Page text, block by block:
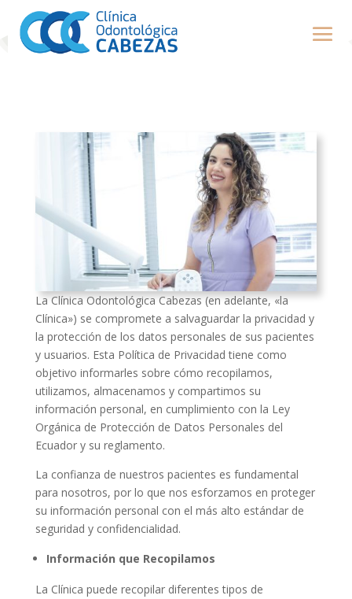
La Clínica Odontológica Cabezas (en adelante, «la
Clínica») se compromete a salvaguardar la privacidad y
la protección de los datos personales de sus pacientes
y usuarios. Esta Política de Privacidad tiene como
objetivo informarles sobre cómo recopilamos,
utilizamos, almacenamos y compartimos su
información personal, en cumplimiento con la Ley
Orgánica de Protección de Datos Personales del
Ecuador y su reglamento.
La confianza de nuestros pacientes es fundamental
para nosotros, por lo que nos esforzamos en proteger
su información personal con el más alto estándar de
seguridad y confidencialidad.
Información que Recopilamos
La Clínica puede recopilar diferentes tipos de